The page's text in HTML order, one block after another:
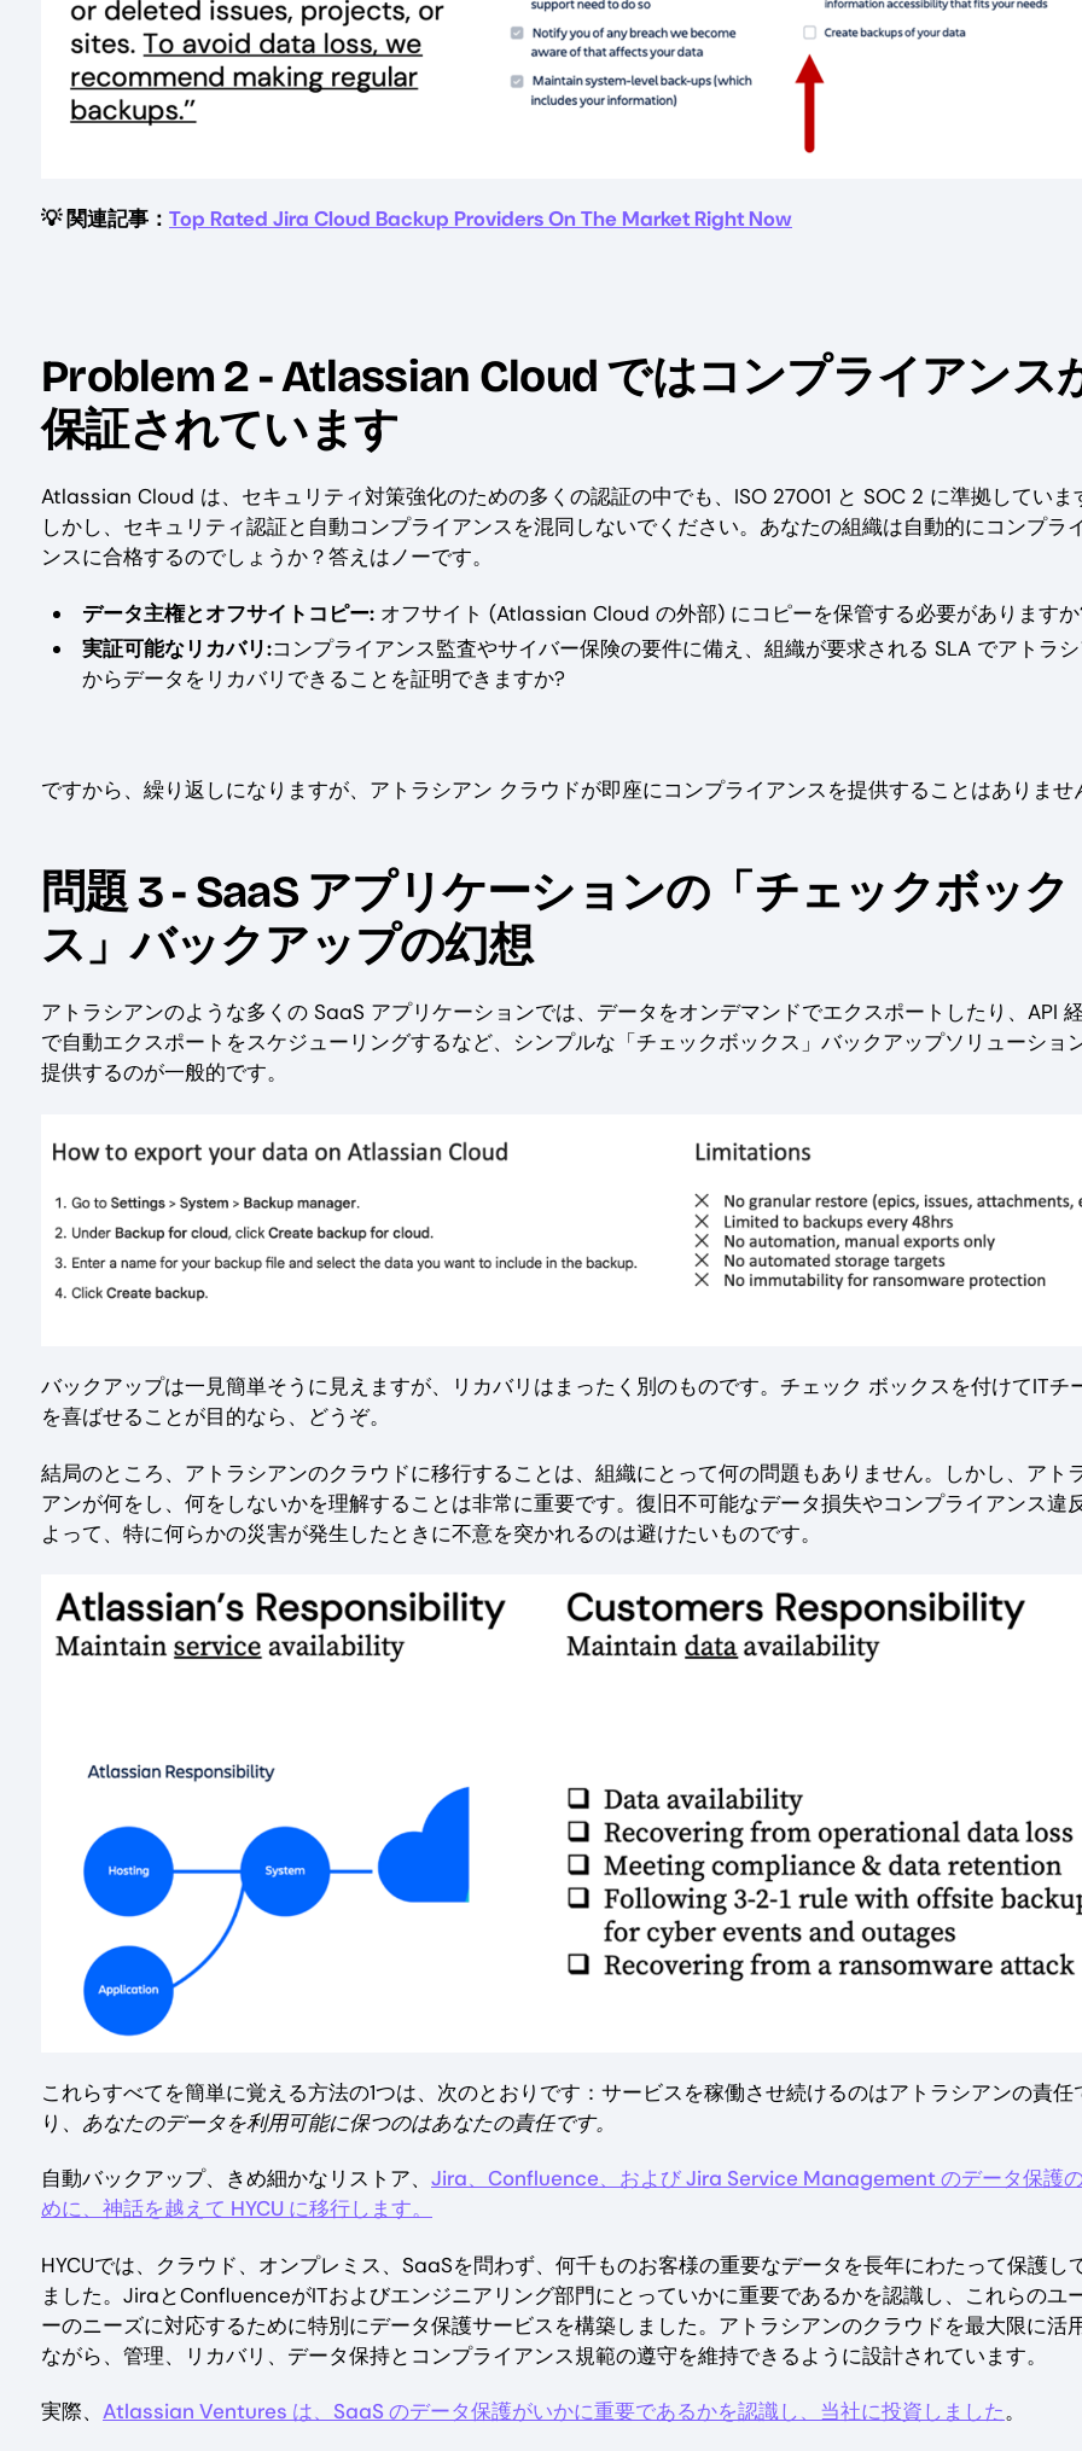
💡 関連記事： Top Rated Jira Cloud Backup Providers On The Market Right Now
Problem 2 - Atlassian Cloud ではコンプライアンス
保証されています
Atlassian Cloud は、セキュリティ対策強化のための多くの認証の中でも、ISO 27001 と SOC 2 に準拠していま
しかし、セキュリティ認証と自動コンプライアンスを混同しないでください。あなたの組織は自動的にコンプラ
ンスに合格するのでしょうか？答えはノーです。
データ主権とオフサイトコピー: オフサイト (Atlassian Cloud の外部) にコピーを保管する必要があります
実証可能なリカバリ:コンプライアンス監査やサイバー保険の要件に備え、組織が要求される SLA でアトラ
からデータをリカバリできることを証明できますか?
ですから、繰り返しになりますが、アトラシアン クラウドが即座にコンプライアンスを提供することはありませ
問題 3 - SaaS アプリケーションの「チェックボック
ス」バックアップの幻想
アトラシアンのような多くの SaaS アプリケーションでは、データをオンデマンドでエクスポートしたり、API
で自動エクスポートをスケジューリングするなど、シンプルな「チェックボックス」バックアップソリューショ
提供するのが一般的です。
バックアップは一見簡単そうに見えますが、リカバリはまったく別のものです。チェック ボックスを付けてITチ
を喜ばせることが目的なら、どうぞ。
結局のところ、アトラシアンのクラウドに移行することは、組織にとって何の問題もありません。しかし、アト
アンが何をし、何をしないかを理解することは非常に重要です。復旧不可能なデータ損失やコンプライアンス違
よって、特に何らかの災害が発生したときに不意を突かれるのは避けたいものです。
これらすべてを簡単に覚える方法の1つは、次のとおりです：サービスを稼働させ続けるのはアトラシアンの責任
り、 あなたのデータを利用可能に保つのはあなたの責任です。
自動バックアップ、きめ細かなリストア、 Jira、Confluence、および Jira Service Management のデータ保護
めに、神話を越えて HYCU に移行します。
HYCUでは、クラウド、オンプレミス、SaaSを問わず、何千ものお客様の重要なデータを長年にわたって保護し
ました。JiraとConfluenceがITおよびエンジニアリング部門にとっていかに重要であるかを認識し、これらのユ
ーのニーズに対応するために特別にデータ保護サービスを構築しました。アトラシアンのクラウドを最大限に活
ながら、管理、リカバリ、データ保持とコンプライアンス規範の遵守を維持できるように設計されています。
実際、 Atlassian Ventures は、SaaS のデータ保護がいかに重要であるかを認識し、当社に投資しました。